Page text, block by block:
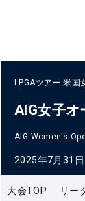
LPGAツアー 米国
AIG女子オ
AIG Women's
2025年7月31
大会TOP リー